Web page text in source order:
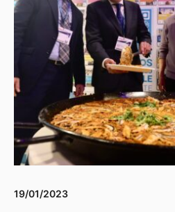
19/01/2023